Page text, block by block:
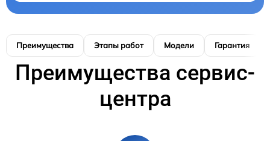
Преимущества Этапы работ Модели Гарантия
Преимущества сервис-
центра